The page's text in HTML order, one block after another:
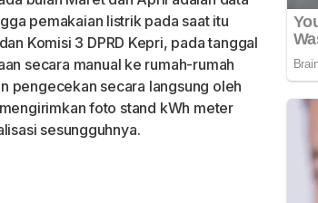
pemakaian listrik pada saat itu
Komisi 3 DPRD Kepri, pada tanggal
secara manual ke rumah-rumah
pengecekan secara langsung oleh
foto stand kWh meter
sesungguhnya.